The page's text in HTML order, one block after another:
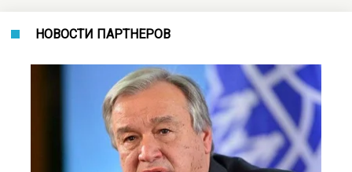
НОВОСТИ ПАРТНЕРОВ